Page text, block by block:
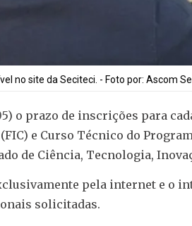
no site da Seciteci. - Foto por: Ascom
o prazo de inscrições para
e Curso Técnico do
de Ciência, Tecnologia,
pela internet e o
solicitadas.